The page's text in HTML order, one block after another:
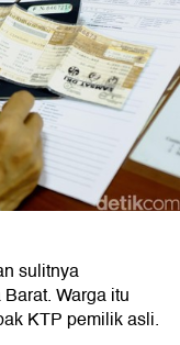
sulitnya
Warga itu
KTP pemilik asli.